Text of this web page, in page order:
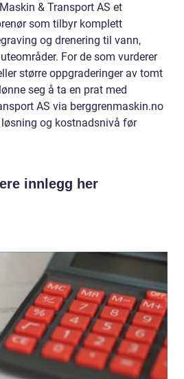
& Transport AS et
som tilbyr komplett
og drenering til vann,
For de som vurderer
større oppgraderinger av tomt
seg å ta en prat med
AS via berggrenmaskin.no
og kostnadsnivå før
innlegg her